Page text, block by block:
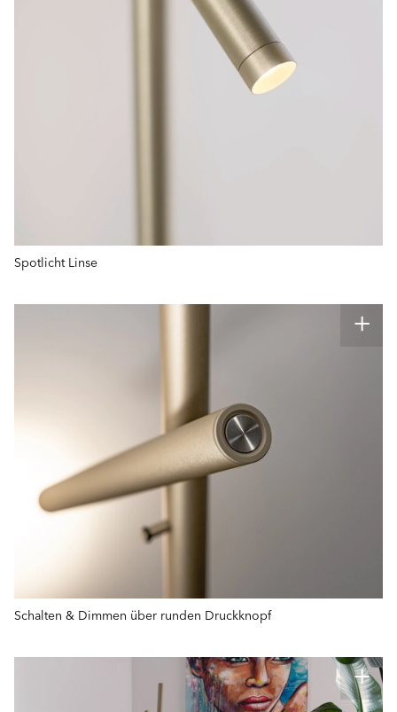
Spotlicht Linse
Schalten & Dimmen über runden Druckknopf